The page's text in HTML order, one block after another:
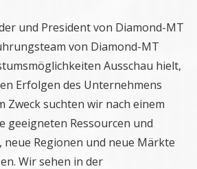
und President von Diamond-MT
von Diamond-MT
Ausschau hielt,
Erfolgen des Unternehmens
Zweck suchten wir nach einem
geeigneten Ressourcen und
Regionen und neue Märkte
Wir sehen in der